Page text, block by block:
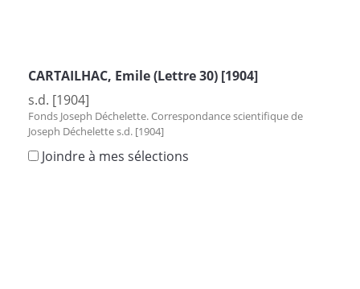
CARTAILHAC, Emile (Lettre 30) [1904]
s.d. [1904]
Fonds Joseph Déchelette. Correspondance scientifique de
Joseph Déchelette s.d. [1904]
Joindre à mes sélections